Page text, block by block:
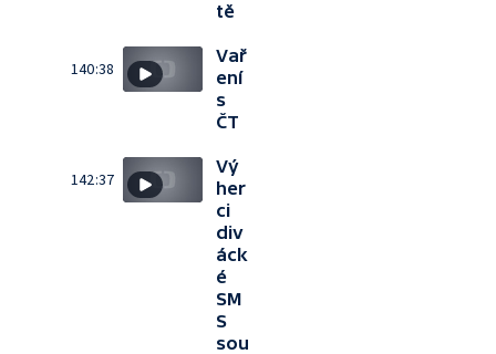
tě
140:38
Vař
ení
s
ČT
142:37
Vý
her
ci
div
áck
é
SM
S
sou